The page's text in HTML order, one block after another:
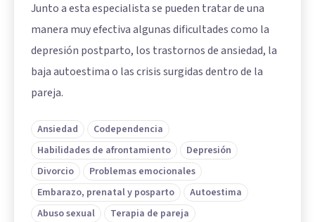
Junto a esta especialista se pueden tratar de una
manera muy efectiva algunas dificultades como la
depresión postparto, los trastornos de ansiedad, la
baja autoestima o las crisis surgidas dentro de la
pareja.
Ansiedad
Codependencia
Habilidades de afrontamiento
Depresión
Divorcio
Problemas emocionales
Embarazo, prenatal y posparto
Autoestima
Abuso sexual
Terapia de pareja